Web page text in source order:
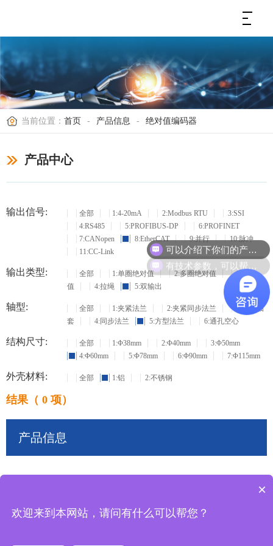
当前位置： 首页 - 产品信息 - 绝对值编码器
产品中心
输出信号: 全部 1:4-20mA 2:Modbus RTU
3:SSI
4:RS485
5:PROFIBUS-DP
6:PROFINET
7:CANopen
8:EtherCAT 9:并行
10:脉冲
11:CC-Link
输出类型: 全部 1:单圈绝对值 2:多圈绝对值
3:增量
值
4:拉绳 5:双输出
轴型: 全部 1:夹紧法兰 2:夹紧同步法兰
3:盲孔轴
套
4:同步法兰 5:方型法兰 6:通孔空心
结构尺寸: 全部 1:Φ38mm 2:Φ40mm
3:Φ50mm
4:Φ60mm
5:Φ78mm 6:Φ90mm 7:Φ115mm
外壳材料: 全部 1:铝 2:不锈钢
结果（ 0 项）
产品信息
可以介绍下你们的产品么？
有技术参数，可以帮忙选型吗？
×
欢迎来到本网站，请问有什么可以帮您？